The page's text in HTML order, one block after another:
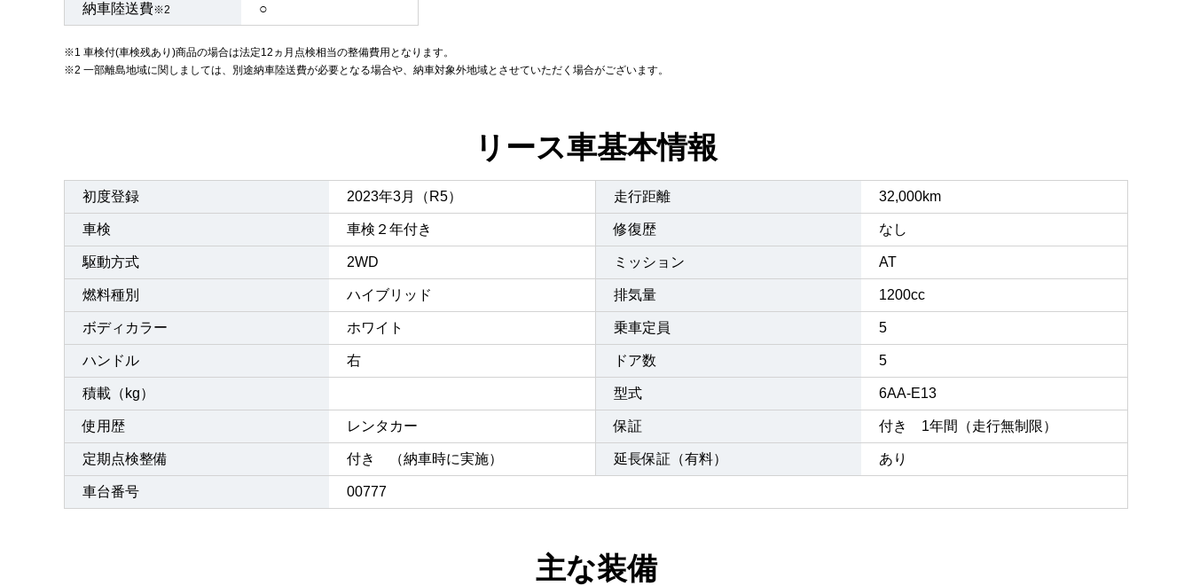
納車陸送費※2 ○
※1 車検付(車検残あり)商品の場合は法定12ヵ月点検相当の整備費用となります。
※2 一部離島地域に関しましては、別途納車陸送費が必要となる場合や、納車対象外地域とさせていただく場合がございます。
リース車基本情報
初度登録 2023年3月（R5） 走行距離 32,000km
車検 車検２年付き 修復歴 なし
駆動方式 2WD ミッション AT
燃料種別 ハイブリッド 排気量 1200cc
ボディカラー ホワイト 乗車定員 5
ハンドル 右 ドア数 5
積載（kg） 型式 6AA-E13
使用歴 レンタカー 保証 付き 1年間（走行無制限）
定期点検整備 付き （納車時に実施） 延長保証（有料） あり
車台番号 00777
主な装備